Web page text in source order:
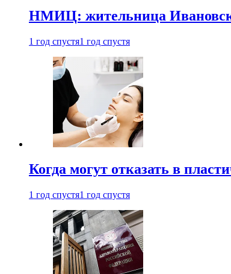
НМИЦ: жительница
1 год спустя1 год спустя
Когда могут отказать в
1 год спустя1 год спустя